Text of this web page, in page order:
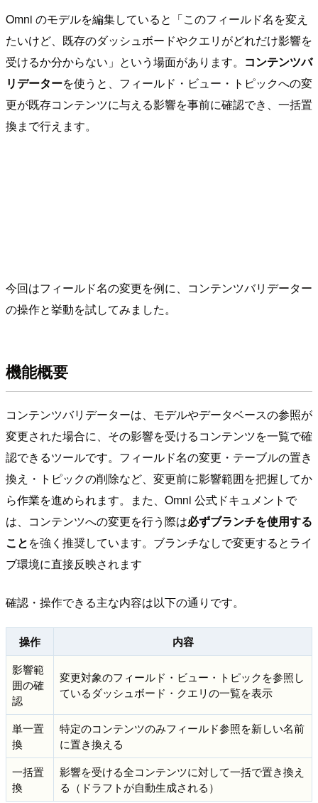
Omni のモデルを編集していると「このフィールド名を変え
たいけど、既存のダッシュボードやクエリがどれだけ影響を
受けるか分からない」という場面があります。 コンテンツバ
リデーターを使うと、フィールド・ビュー・トピックへの変
更が既存コンテンツに与える影響を事前に確認でき、一括置
換まで行えます。
今回はフィールド名の変更を例に、コンテンツバリデーター
の操作と挙動を試してみました。
機能概要
コンテンツバリデーターは、モデルやデータベースの参照が
変更された場合に、その影響を受けるコンテンツを一覧で確
認できるツールです。フィールド名の変更・テーブルの置き
換え・トピックの削除など、変更前に影響範囲を把握してか
ら作業を進められます。また、Omni 公式ドキュメントで
は、コンテンツへの変更を行う際は必ずブランチを使用する
ことを強く推奨しています。ブランチなしで変更するとライ
ブ環境に直接反映されます
確認・操作できる主な内容は以下の通りです。
操作 内容
影響範
囲の確
認
変更対象のフィールド・ビュー・トピックを参照し
ているダッシュボード・クエリの一覧を表示
単一置
換
特定のコンテンツのみフィールド参照を新しい名前
に置き換える
一括置
換
影響を受ける全コンテンツに対して一括で置き換え
る（ドラフトが自動生成される）